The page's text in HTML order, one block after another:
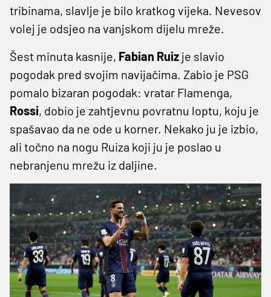
tribinama, slavlje je bilo kratkog vijeka. Nevesov
volej je odsjeo na vanjskom dijelu mreže.
Šest minuta kasnije, Fabian Ruiz je slavio
pogodak pred svojim navijačima. Zabio je PSG
pomalo bizaran pogodak: vratar Flamenga,
Rossi, dobio je zahtjevnu povratnu loptu, koju je
spašavao da ne ode u korner. Nekako ju je izbio,
ali točno na nogu Ruiza koji ju je poslao u
nebranjenu mrežu iz daljine.